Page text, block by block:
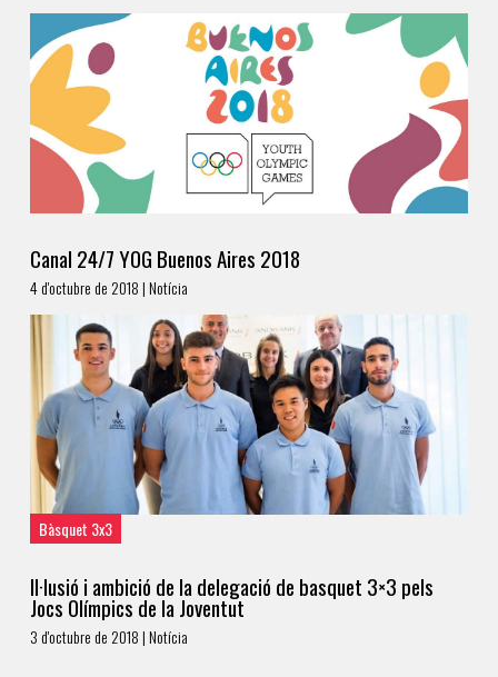
Canal 24/7 YOG Buenos Aires 2018
4 d'octubre de 2018 | Notícia
Bàsquet 3x3
Il·lusió i ambició de la delegació de basquet 3×3 pels
Jocs Olímpics de la Joventut
3 d'octubre de 2018 | Notícia